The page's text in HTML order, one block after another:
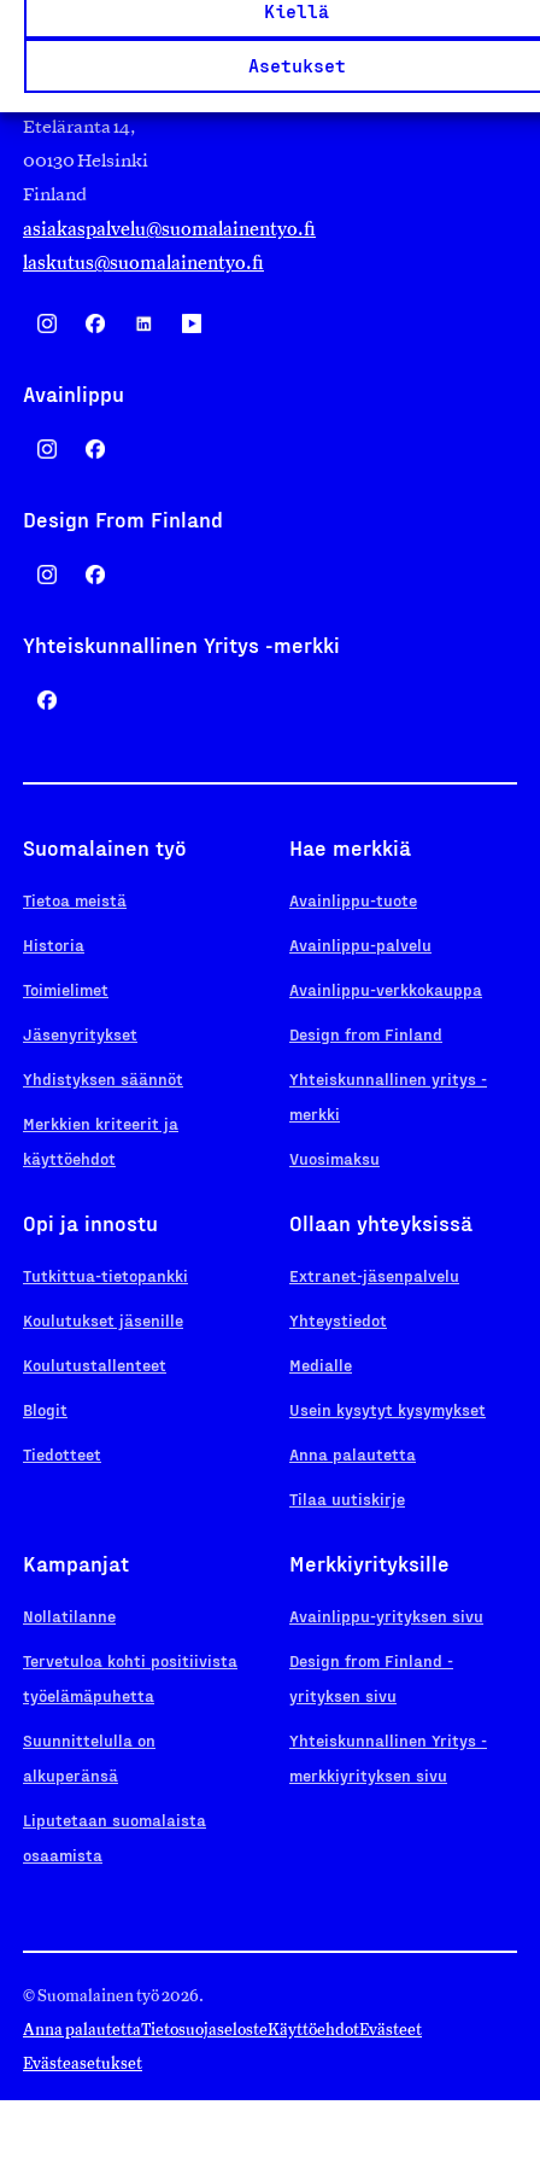
Kiellä
Asetukset
Eteläranta 14,
00130 Helsinki
Finland
asiakaspalvelu@suomalainentyo.fi
laskutus@suomalainentyo.fi
Avainlippu
Design From Finland
Yhteiskunnallinen Yritys -merkki
Suomalainen työ
Tietoa meistä
Historia
Toimielimet
Jäsenyritykset
Yhdistyksen säännöt
Merkkien kriteerit ja
käyttöehdot
Hae merkkiä
Avainlippu-tuote
Avainlippu-palvelu
Avainlippu-verkkokauppa
Design from Finland
Yhteiskunnallinen yritys -
merkki
Vuosimaksu
Opi ja innostu
Tutkittua-tietopankki
Koulutukset jäsenille
Koulutustallenteet
Blogit
Tiedotteet
Ollaan yhteyksissä
Extranet-jäsenpalvelu
Yhteystiedot
Medialle
Usein kysytyt kysymykset
Anna palautetta
Tilaa uutiskirje
Kampanjat
Nollatilanne
Tervetuloa kohti positiivista
työelämäpuhetta
Suunnittelulla on
alkuperänsä
Liputetaan suomalaista
osaamista
Merkkiyrityksille
Avainlippu-yrityksen sivu
Design from Finland -
yrityksen sivu
Yhteiskunnallinen Yritys -
merkkiyrityksen sivu
© Suomalainen työ 2026.
Anna palautettaTietosuojaselosteKäyttöehdotEvästeet
Evästeasetukset